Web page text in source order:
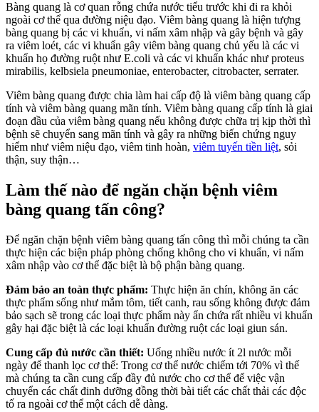
Bàng quang là cơ quan rỗng chứa nước tiểu trước khi đi ra khỏi
ngoài cơ thể qua đường niệu đạo. Viêm bàng quang là hiện tượng
bàng quang bị các vi khuẩn, vi nấm xâm nhập và gây bệnh và gây
ra viêm loét, các vi khuẩn gây viêm bàng quang chủ yếu là các vi
khuẩn họ đường ruột như E.coli và các vi khuẩn khác như proteus
mirabilis, kelbsiela pneumoniae, enterobacter, citrobacter, serrater.
Viêm bàng quang được chia làm hai cấp độ là viêm bàng quang cấp
tính và viêm bàng quang mãn tính. Viêm bàng quang cấp tính là giai
đoạn đầu của viêm bàng quang nếu không được chữa trị kịp thời thì
bệnh sẽ chuyển sang mãn tính và gây ra những biến chứng nguy
hiểm như viêm niệu đạo, viêm tinh hoàn, viêm tuyến tiền liệt, sỏi
thận, suy thận…
Làm thế nào để ngăn chặn bệnh viêm
bàng quang tấn công?
Để ngăn chặn bệnh viêm bàng quang tấn công thì mỗi chúng ta cần
thực hiện các biện pháp phòng chống không cho vi khuẩn, vi nấm
xâm nhập vào cơ thể đặc biệt là bộ phận bàng quang.
Đảm bảo an toàn thực phẩm: Thực hiện ăn chín, không ăn các
thực phẩm sống như mắm tôm, tiết canh, rau sống không được đảm
bảo sạch sẽ trong các loại thực phẩm này ẩn chứa rất nhiều vi khuẩn
gây hại đặc biệt là các loại khuẩn đường ruột các loại giun sán.
Cung cấp đủ nước cần thiết: Uống nhiều nước ít 2l nước mỗi
ngày để thanh lọc cơ thể: Trong cơ thể nước chiếm tới 70% vì thế
mà chúng ta cần cung cấp đầy đủ nước cho cơ thể để việc vận
chuyển các chất đinh dưỡng đồng thời bài tiết các chất thải các độc
tố ra ngoài cơ thể một cách dễ dàng.